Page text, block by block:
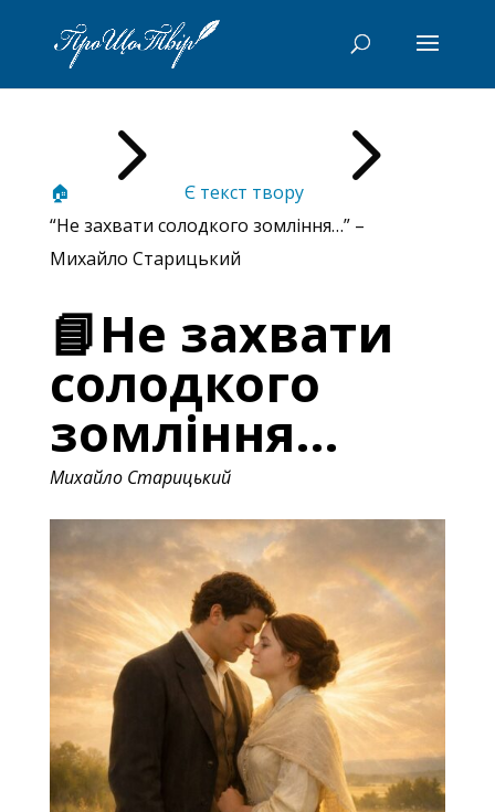
🏠 5 Є текст твору 5
“Не захвати солодкого зомління…” –
Михайло Старицький
📘Не захвати
солодкого
зомління…
Михайло Старицький